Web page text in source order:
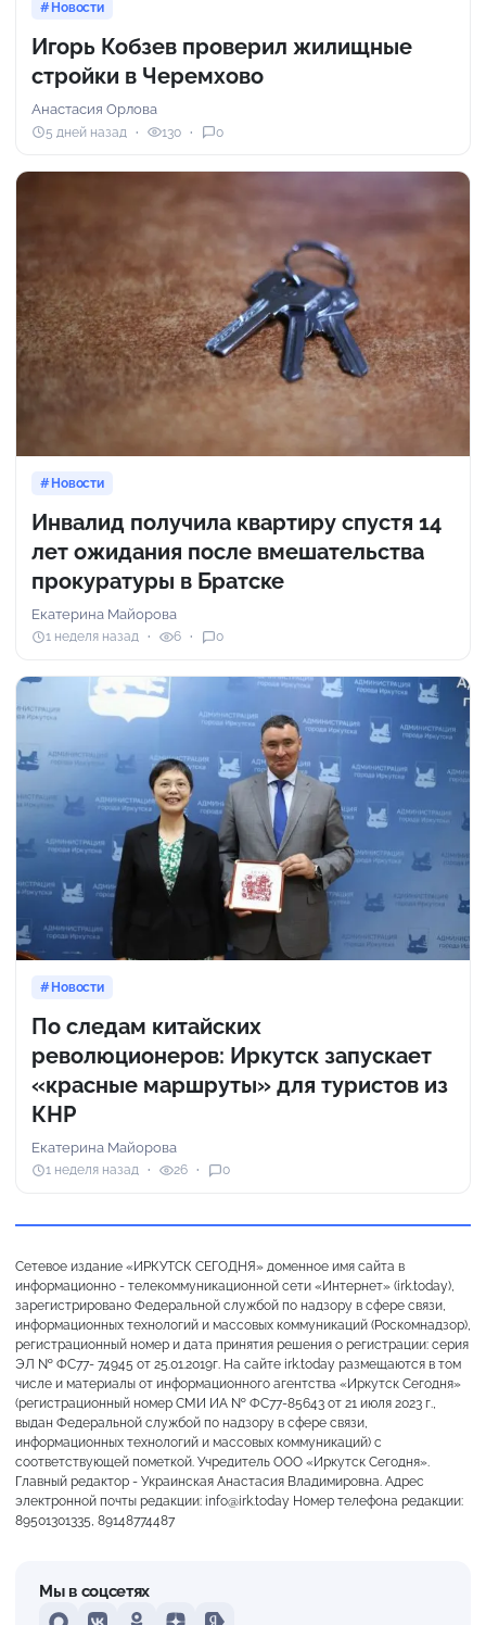
Новости
Игорь Кобзев проверил жилищные
стройки в Черемхово
Анастасия Орлова
5 дней назад 130 0
Новости
Инвалид получила квартиру спустя 14
лет ожидания после вмешательства
прокуратуры в Братске
Екатерина Майорова
1 неделя назад 6 0
Новости
По следам китайских
революционеров: Иркутск запускает
«красные маршруты» для туристов из
КНР
Екатерина Майорова
1 неделя назад 26 0
Сетевое издание «ИРКУТСК СЕГОДНЯ» доменное имя сайта в
информационно - телекоммуникационной сети «Интернет» (irk.today),
зарегистрировано Федеральной службой по надзору в сфере связи,
информационных технологий и массовых коммуникаций (Роскомнадзор),
регистрационный номер и дата принятия решения о регистрации: серия
ЭЛ № ФС77- 74945 от 25.01.2019г. На сайте irk.today размещаются в том
числе и материалы от информационного агентства «Иркутск Сегодня»
(регистрационный номер СМИ ИА № ФС77-85643 от 21 июля 2023 г.,
выдан Федеральной службой по надзору в сфере связи,
информационных технологий и массовых коммуникаций) с
соответствующей пометкой. Учредитель ООО «Иркутск Сегодня».
Главный редактор - Украинская Анастасия Владимировна. Адрес
электронной почты редакции: info@irk.today Номер телефона редакции:
89501301335, 89148774487
Мы в соцсетях